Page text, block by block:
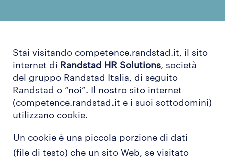
Stai visitando competence.randstad.it, il sito
internet di Randstad HR Solutions, società
del gruppo Randstad Italia, di seguito
Randstad o “noi”. Il nostro sito internet
(competence.randstad.it e i suoi sottodomini)
utilizzano cookie.
Un cookie è una piccola porzione di dati
(file di testo) che un sito Web, se visitato